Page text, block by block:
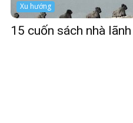
Xu hướng
15 cuốn sách nhà